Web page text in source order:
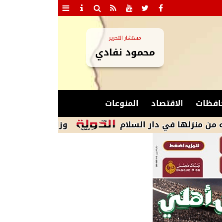
مستشار التحرير
محمود نفادي
الاقتصاد
المنوعات
وزارة البترول تعزز جاهزية
دار السلام